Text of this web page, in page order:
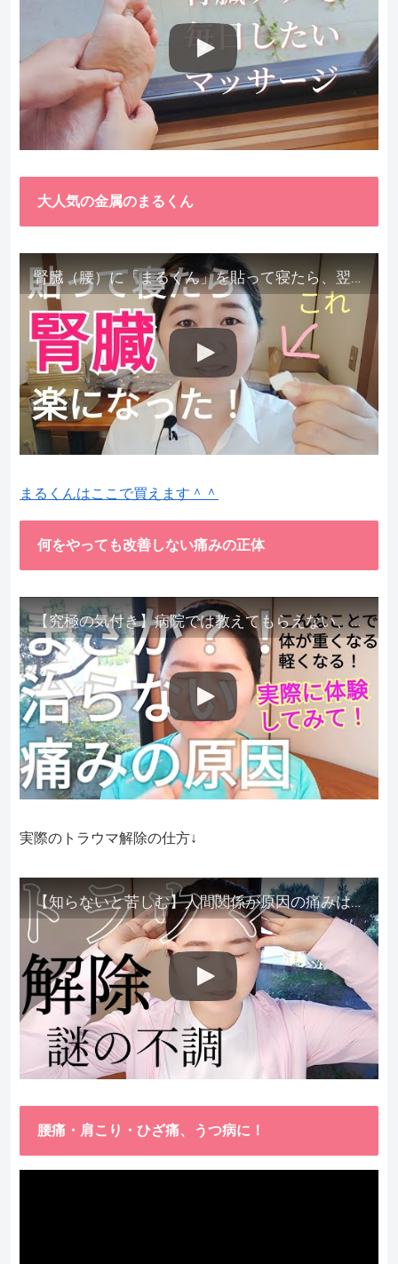
大人気の金属のまるくん
腎臓（腰）に「まるくん」を貼って寝たら、翌朝めちゃ楽でびっくりしました。腎臓叩いても痛くない！【お客様の声を試してみた】
まるくんはここで買えます＾＾
何をやっても改善しない痛みの正体
【究極の気付き】病院では教えてもらえない、その長年悩んできた痛み、症状、どうして治らないのか？痛みの正体、実際に今すぐ試して知ってほしい。
実際のトラウマ解除の仕方↓
【知らないと苦しむ】人間関係が原因の痛みはトラウマ解除が必須。病院に行っても原因不明で治らない不調はこれをしてからケアしてみてください。
腰痛・肩こり・ひざ痛、うつ病に！